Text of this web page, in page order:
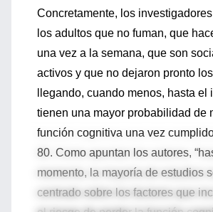
Concretamente, los
los adultos que no fuman, que
una vez a la semana, que son
activos y que no dejaron pronto
llegando, cuando menos, hasta el
tienen una mayor probabilidad de
función cognitiva una vez
80. Como apuntan los autores,
momento, la mayoría de estudios
centrado sobre los factores que